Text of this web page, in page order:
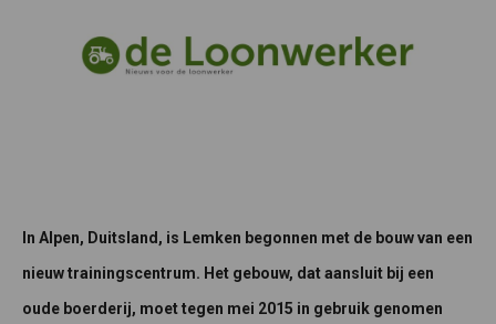
In Alpen, Duitsland, is Lemken begonnen met de bouw van een
nieuw trainingscentrum. Het gebouw, dat aansluit bij een
oude boerderij, moet tegen mei 2015 in gebruik genomen